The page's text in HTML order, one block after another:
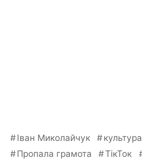
Іван Миколайчук
культура
Пропала грамота
ТікТок